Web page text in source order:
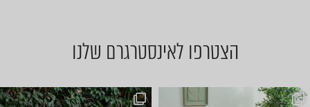
הצטרפו לאינסטרגרם שלנו